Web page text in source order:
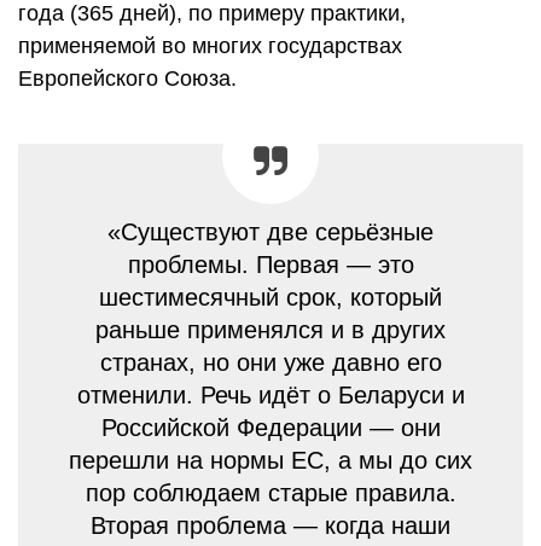
года (365 дней), по примеру практики,
применяемой во многих государствах
Европейского Союза.
«Существуют две серьёзные
проблемы. Первая — это
шестимесячный срок, который
раньше применялся и в других
странах, но они уже давно его
отменили. Речь идёт о Беларуси и
Российской Федерации — они
перешли на нормы ЕС, а мы до сих
пор соблюдаем старые правила.
Вторая проблема — когда наши